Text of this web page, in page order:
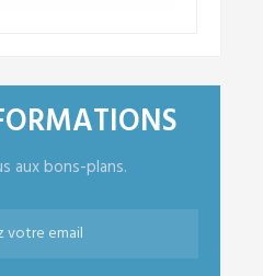
aux bons-plans.